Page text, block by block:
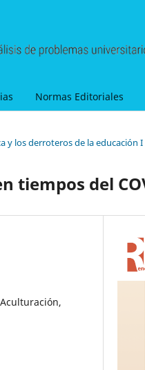
Normas Editoriales
y los derroteros de la educación I
tiempos del